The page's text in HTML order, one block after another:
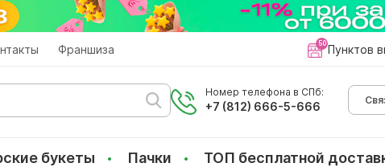
Франшиза Пунктов
Номер телефона в СПб:
+7 (812) 666-5-666
букеты Пачки ТОП бесплатной